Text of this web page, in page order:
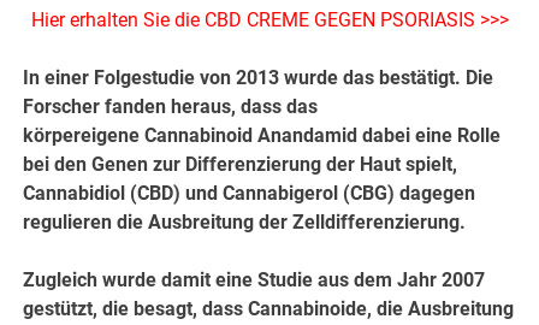
Hier erhalten Sie die CBD CREME GEGEN PSORIASIS >>>
In einer Folgestudie von 2013 wurde das bestätigt. Die
Forscher fanden heraus, dass das
körpereigene Cannabinoid Anandamid dabei eine Rolle
bei den Genen zur Differenzierung der Haut spielt,
Cannabidiol (CBD) und Cannabigerol (CBG) dagegen
regulieren die Ausbreitung der Zelldifferenzierung.
Zugleich wurde damit eine Studie aus dem Jahr 2007
gestützt, die besagt, dass Cannabinoide, die Ausbreitung